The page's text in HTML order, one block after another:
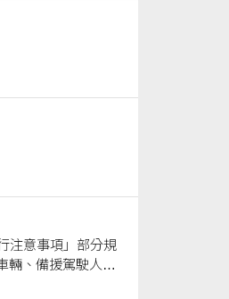
注意事項」部分規